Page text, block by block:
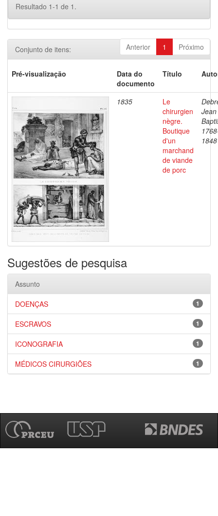
Resultado 1-1 de 1.
Anterior 1 Próximo
Conjunto de itens:
Pré-visualização
Data do
documento
Título
1835
Le
chirurgien
nègre.
Boutique
d'un
marchand
de viande
de porc
Jean
1848
Sugestões de pesquisa
Assunto
1
DOENÇAS
1
ESCRAVOS
1
ICONOGRAFIA
1
MÉDICOS CIRURGIÕES